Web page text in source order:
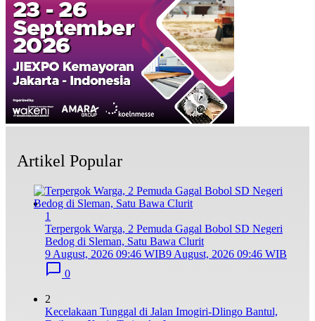
Artikel Popular
1
Terpergok Warga, 2 Pemuda Gagal Bobol SD Negeri
Bedog di Sleman, Satu Bawa Clurit
9 August, 2026 09:46 WIB9 August, 2026 09:46 WIB
0
2
Kecelakaan Tunggal di Jalan Imogiri-Dlingo Bantul,